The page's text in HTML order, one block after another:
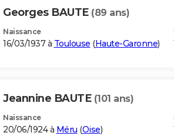
Georges BAUTE (89 ans)
Naissance
16/03/1937 à Toulouse (Haute-Garonne)
Jeannine BAUTE (101 ans)
Naissance
20/06/1924 à Méru (Oise)